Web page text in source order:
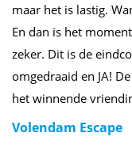
maar het is lastig.
En dan is het
zeker. Dit is de
omgedraaid en JA!
het winnende
Volendam Escape